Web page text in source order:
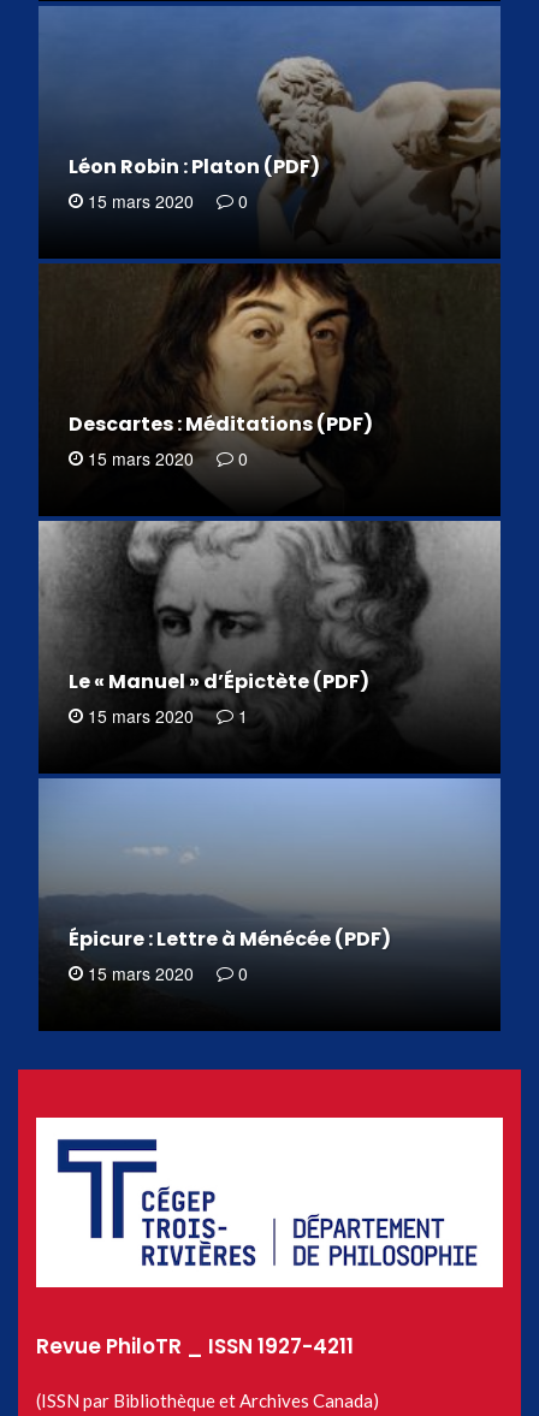
Léon Robin : Platon (PDF)
15 mars 2020 0
Descartes : Méditations (PDF)
15 mars 2020 0
Le « Manuel » d’Épictète (PDF)
15 mars 2020 1
Épicure : Lettre à Ménécée (PDF)
15 mars 2020 0
Revue PhiloTR _ ISSN 1927-4211
(ISSN par Bibliothèque et Archives Canada)